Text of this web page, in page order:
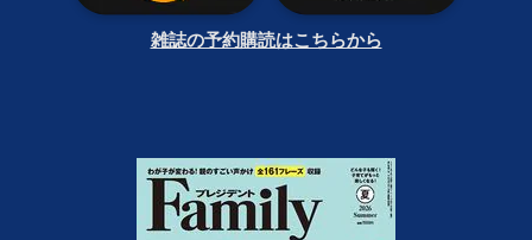
雑誌の予約購読はこちらから